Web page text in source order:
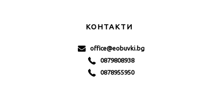
КОНТАКТИ
office@eobuvki.bg
0879808938
0878955950